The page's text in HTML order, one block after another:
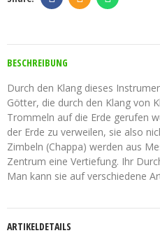
BESCHREIBUNG
Durch den Klang dieses
Götter, die durch den Klang von
Trommeln auf die Erde gerufen
der Erde zu verweilen, sie also
Zimbeln (Chappa) werden aus
Zentrum eine Vertiefung. Ihr
Man kann sie auf verschiedene
ARTIKELDETAILS